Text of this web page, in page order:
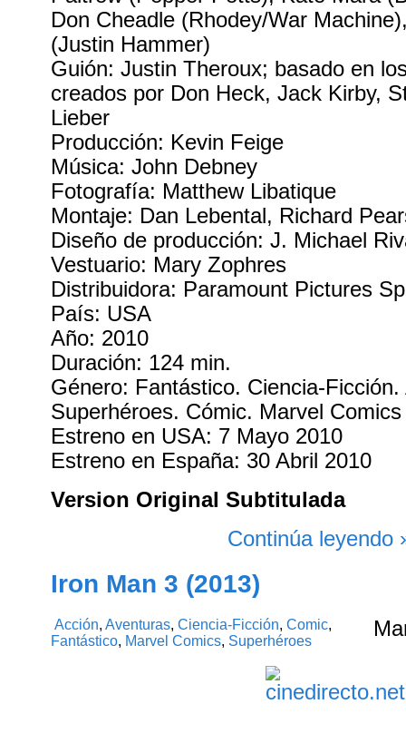
Don Cheadle (Rhodey/War
(Justin Hammer)
Guión: Justin Theroux; basado en
creados por Don Heck, Jack Kirby,
Lieber
Producción: Kevin Feige
Música: John Debney
Fotografía: Matthew Libatique
Montaje: Dan Lebental, Richard
Diseño de producción: J. Michael
Vestuario: Mary Zophres
Distribuidora: Paramount Pictures
País: USA
Año: 2010
Duración: 124 min.
Género: Fantástico. Ciencia-
Superhéroes. Cómic. Marvel Comics
Estreno en USA: 7 Mayo 2010
Estreno en España: 30 Abril 2010
Version Original Subtitulada
Continúa leyendo
Iron Man 3 (2013)
Acción,Aventuras,Ciencia-Ficción,Comic,
Fantástico, Marvel Comics, Superhéroes